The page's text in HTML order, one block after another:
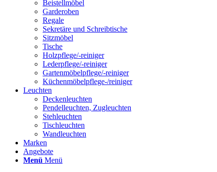
Beistellmöbel
Garderoben
Regale
Sekretäre und Schreibtische
Sitzmöbel
Tische
Holzpflege/-reiniger
Lederpflege/-reiniger
Gartenmöbelpflege/-reiniger
Küchenmöbelpflege-/reiniger
Leuchten
Deckenleuchten
Pendelleuchten, Zugleuchten
Stehleuchten
Tischleuchten
Wandleuchten
Marken
Angebote
Menü Menü